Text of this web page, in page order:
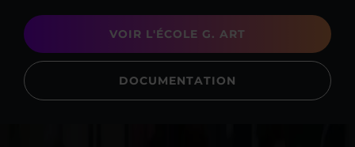
VOIR L'ÉCOLE G. ART
DOCUMENTATION